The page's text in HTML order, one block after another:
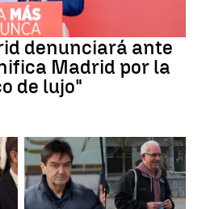
denunciará ante
Madrid por la
de lujo"